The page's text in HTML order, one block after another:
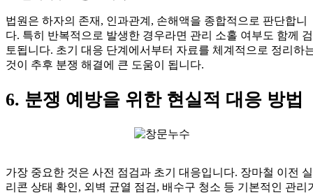
법원은 하자의 존재, 인과관계, 손해액을 종합적으로 판단합니
다. 특히 반복적으로 발생한 경우라면 관리 소홀 여부도 함께 검
토됩니다. 초기 대응 단계에서부터 자료를 체계적으로 정리하
것이 추후 분쟁 해결에 큰 도움이 됩니다.
6. 분쟁 예방을 위한 현실적 대응 방법
가장 중요한 것은 사전 점검과 초기 대응입니다. 장마철 이전 실
리콘 상태 확인, 외벽 균열 점검, 배수구 청소 등 기본적인 관리